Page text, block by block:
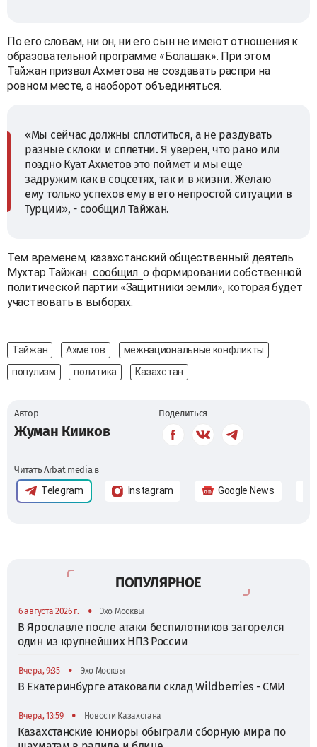
По его словам, ни он, ни его сын не имеют отношения к
образовательной программе «Болашак». При этом
Тайжан призвал Ахметова не создавать распри на
ровном месте, a наоборот объединяться.
«Мы сейчас должны сплотиться, а не раздувать
разные склоки и сплетни. Я уверен, что рано или
поздно Куат Ахметов это поймет и мы еще
задружим как в соцсетях, так и в жизни. Желаю
ему только успехов ему в его непростой ситуации в
Турции», - сообщил Тайжан.
Тем временем, казахстанский общественный деятель
Мухтар Тайжан сообщил о формировании собственной
политической партии «Защитники земли», которая будет
участвовать в выборах.
Тайжан Ахметов
межнациональные конфликты
популизм
политика Казахстан
Автор
Жуман Кииков
Поделиться
Читать Arbat media в
Telegram Instagram Google News
ПОПУЛЯРНОЕ
6 августа 2026 г. • Эхо Москвы
В Ярославле после атаки беспилотников загорелся
один из крупнейших НПЗ России
Вчера, 9:35 • Эхо Москвы
В Екатеринбурге атаковали склад Wildberries - СМИ
Вчера, 13:59 • Новости Казахстана
Казахстанские юниоры обыграли сборную мира по